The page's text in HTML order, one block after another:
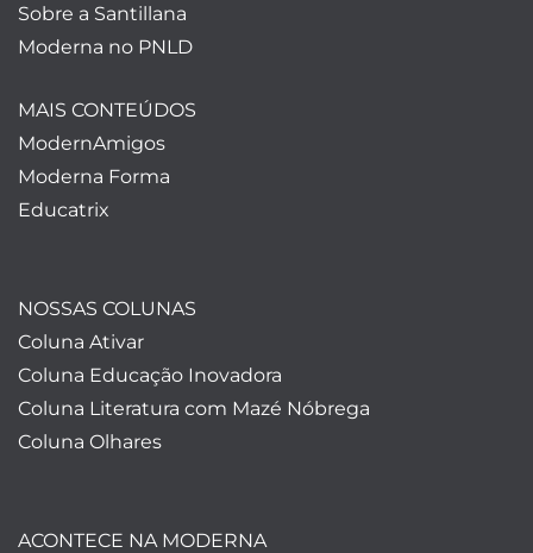
Sobre a Santillana
Moderna no PNLD
MAIS CONTEÚDOS
ModernAmigos
Moderna Forma
Educatrix
NOSSAS COLUNAS
Coluna Ativar
Coluna Educação Inovadora
Coluna Literatura com Mazé Nóbrega
Coluna Olhares
ACONTECE NA MODERNA